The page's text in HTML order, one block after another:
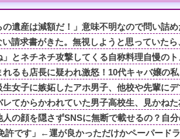
遺産は減額だ！」意味不明なので問い詰
請求書がきた。無視しようと思っていた
」とネチネチ攻撃してくる自称料理自慢の
るも店長に疑われ激怒！10代キャバ嬢の
生女子に嫉妬したアホ男子、他校や先輩に
てからかわれていた男子高校生、見かね
の顔を隠さずSNSに無断で載せるの？自
許です」←運が良かっただけかペーパード